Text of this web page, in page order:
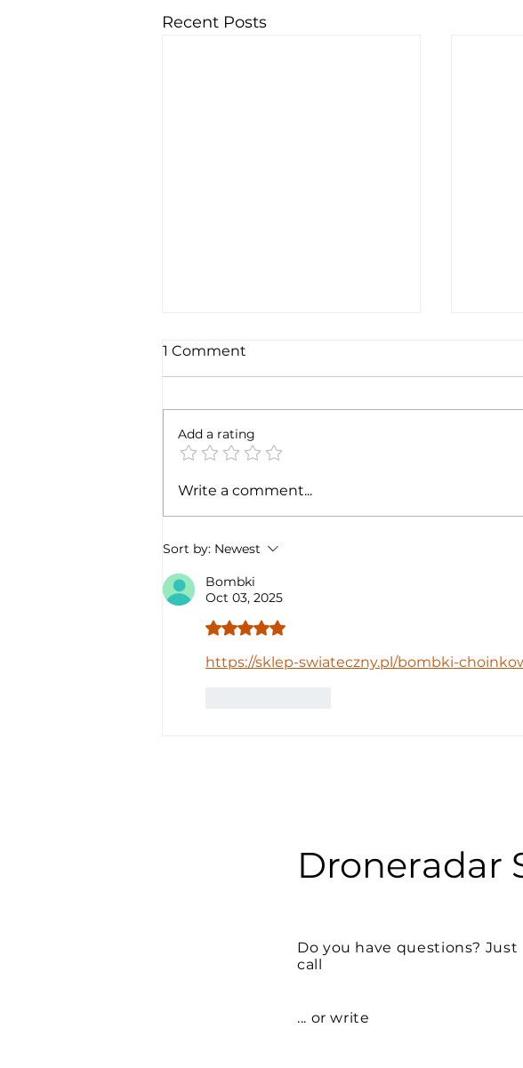
Recent Posts
GNSS Anomaly
1 Comment
Add a rating
Write a comment...
Sort by: Newest
Bombki
Oct 03, 2025
Rated 5 out of 5 stars.
https://sklep-swiateczny.pl/bombki-
Droneradar
Do you have questions? Just
call
... or write